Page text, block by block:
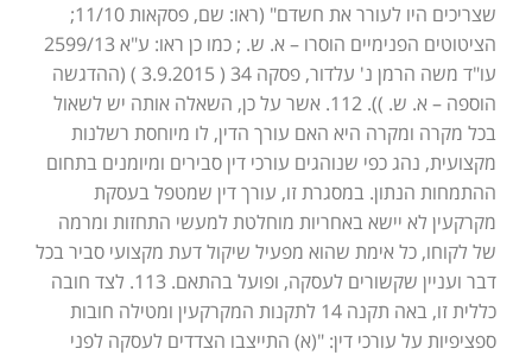
שצריכים היו לעורר את חשדם" (ראו: שם, פסקאות 11/10;
הציטוטים הפנימיים הוסרו – א. ש. ; כמו כן ראו: ע"א 2599/13
עו"ד משה הרמן נ' עלדור, פסקה 34 ( 3.9.2015 ) (ההדגשה
הוספה – א. ש. )). 112. אשר על כן, השאלה אותה יש לשאול
בכל מקרה ומקרה היא האם עורך הדין, לו מיוחסת רשלנות
מקצועית, נהג כפי שנוהגים עורכי דין סבירים ומיומנים בתחום
ההתמחות הנתון. במסגרת זו, עורך דין שמטפל בעסקת
מקרקעין לא יישא באחריות מוחלטת למעשי התחזות ומרמה
של לקוחו, כל אימת שהוא מפעיל שיקול דעת מקצועי סביר בכל
דבר ועניין שקשורים לעסקה, ופועל בהתאם. 113. לצד חובה
כללית זו, באה תקנה 14 לתקנות המקרקעין ומטילה חובות
ספציפיות על עורכי דין: "(א) התייצבו הצדדים לעסקה לפני